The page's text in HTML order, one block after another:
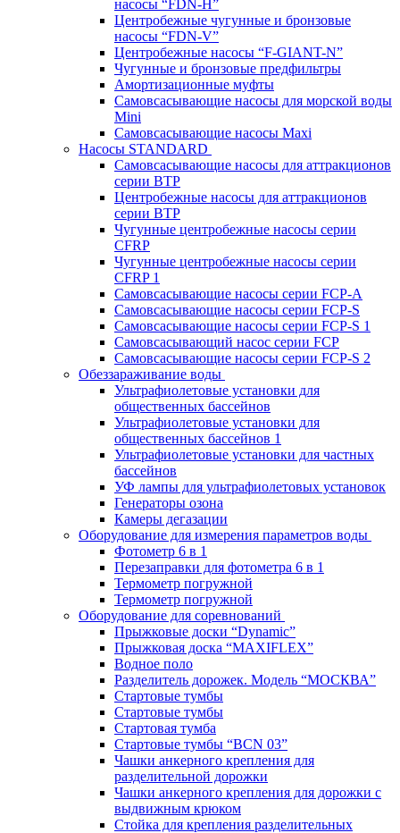
насосы “FDN-Н”
Центробежные чугунные и бронзовые
насосы “FDN-V”
Центробежные насосы “F-GIANT-N”
Чугунные и бронзовые предфильтры
Амортизационные муфты
Самовсасывающие насосы для морской воды
Mini
Самовсасывающие насосы Maxi
Насосы STANDARD
Самовсасывающие насосы для аттракционов
серии BTP
Центробежные насосы для аттракционов
серии BTP
Чугунные центробежные насосы серии
CFRP
Чугунные центробежные насосы серии
CFRP 1
Самовсасывающие насосы серии FCP-A
Самовсасывающие насосы серии FCP-S
Самовсасывающие насосы серии FCP-S 1
Самовсасывающий насос серии FCP
Самовсасывающие насосы серии FCP-S 2
Обеззараживание воды
Ультрафиолетовые установки для
общественных бассейнов
Ультрафиолетовые установки для
общественных бассейнов 1
Ультрафиолетовые установки для частных
бассейнов
УФ лампы для ультрафиолетовых установок
Генераторы озона
Камеры дегазации
Оборудование для измерения параметров воды
Фотометр 6 в 1
Перезаправки для фотометра 6 в 1
Термометр погружной
Термометр погружной
Оборудование для соревнований
Прыжковые доски “Dynamic”
Прыжковая доска “MAXIFLEX”
Водное поло
Разделитель дорожек. Модель “МОСКВА”
Стартовые тумбы
Стартовые тумбы
Стартовая тумба
Стартовые тумбы “BCN 03”
Чашки анкерного крепления для
разделительной дорожки
Чашки анкерного крепления для дорожки с
выдвижным крюком
Стойка для крепления разделительных